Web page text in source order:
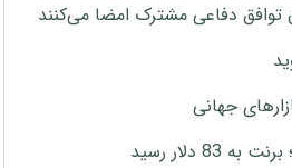
توافق دفاعی مشترک امضا می‌کنند
جهانی
دلار رسید